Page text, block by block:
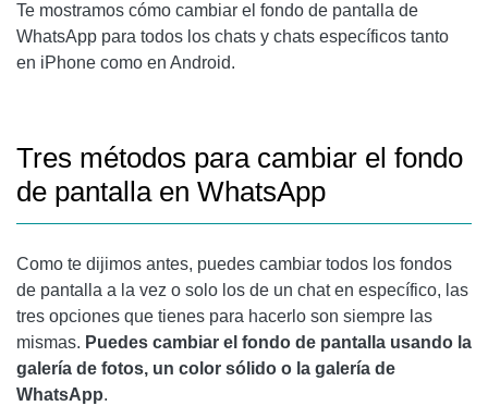
Te mostramos cómo cambiar el fondo de pantalla de
WhatsApp para todos los chats y chats específicos tanto
en iPhone como en Android.
Tres métodos para cambiar el fondo
de pantalla en WhatsApp
Como te dijimos antes, puedes cambiar todos los fondos
de pantalla a la vez o solo los de un chat en específico, las
tres opciones que tienes para hacerlo son siempre las
mismas. Puedes cambiar el fondo de pantalla usando la
galería de fotos, un color sólido o la galería de
WhatsApp.